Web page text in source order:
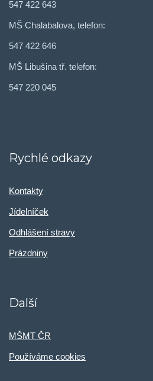
547 422 643
MŠ Chalabalova, telefon:
547 422 646
MŠ Libušina tř. telefon:
547 220 045
Rychlé odkazy
Kontakty
Jídelníček
Odhlášení stravy
Prázdniny
Další
MŠMT ČR
Používáme cookies